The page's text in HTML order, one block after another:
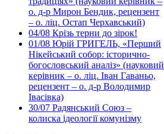
о. д-р Мирон Бендик, рецензент
– о. ліц. Остап Черхавський)
04/08 Крізь терни до зірок!
01/08 Юрій ГРИГЕЛЬ, «Перший
Нікейський собор: історично-
богословський аналіз» (науковий
керівник – о. ліц. Іван Гаваньо,
рецензент – о. д-р Володимир
Івасівка)
30/07 Радянський Союз –
колиска ідеології комунізму